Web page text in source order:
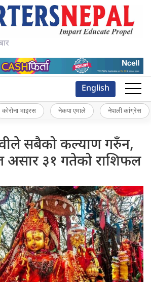
English
कोरोना भाइरस नेकपा एमाले नेपाली कांग्रेस
सबैको कल्याण गरुँन,
३१ गतेको राशिफल